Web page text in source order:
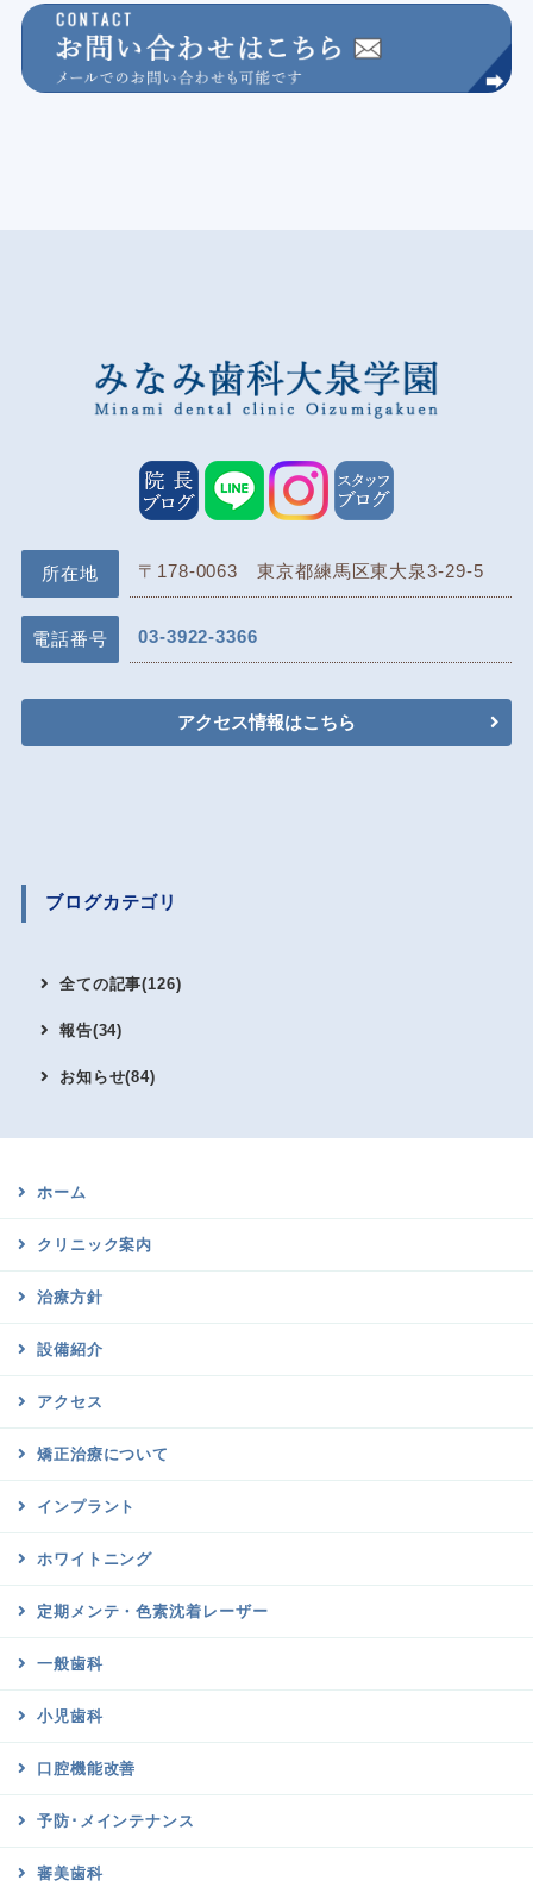
所在地 〒178-0063 東京都練馬区東大泉3-29-5
電話番号 03-3922-3366
アクセス情報はこちら
ブログカテゴリ
全ての記事(126)
報告(34)
お知らせ(84)
ホーム
クリニック案内
治療方針
設備紹介
アクセス
矯正治療について
インプラント
ホワイトニング
定期メンテ・色素沈着レーザー
一般歯科
小児歯科
口腔機能改善
予防･メインテナンス
審美歯科